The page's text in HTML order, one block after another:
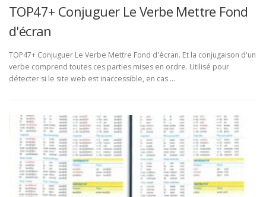
TOP47+ Conjuguer Le Verbe Mettre Fond
d'écran
TOP47+ Conjuguer Le Verbe Mettre Fond d'écran. Et la conjugaison d'un
verbe comprend toutes ces parties mises en ordre. Utilisé pour
détecter si le site web est inaccessible, en cas …